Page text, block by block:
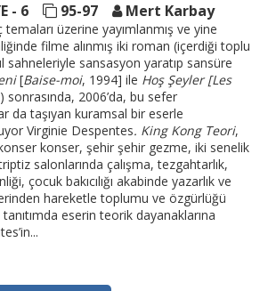
- 6 95-97 Mert Karbay
üzerine yayımlanmış ve yine
filme alınmış iki roman (içerdiği toplu
sahneleriyle sansasyon yaratıp sansüre
[Baise-moi, 1994] ile Hoş Şeyler [Les
sonrasında, 2006’da, bu sefer
da taşıyan kuramsal bir eserle
Virginie Despentes. King Kong Teori,
konser, şehir şehir gezme, iki senelik
salonlarında çalışma, tezgahtarlık,
çocuk bakıcılığı akabinde yazarlık ve
hareketle toplumu ve özgürlüğü
eserin teorik dayanaklarına